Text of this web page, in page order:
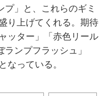
プ」と、これらのギミ
り上げてくれる。期待
ッター」「赤色リール
ンプフラッシュ」
なっている。